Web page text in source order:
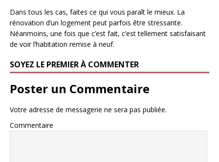
Dans tous les cas, faites ce qui vous paraît le mieux. La
rénovation d’un logement peut parfois être stressante.
Néanmoins, une fois que c’est fait, c’est tellement satisfaisant
de voir l’habitation remise à neuf.
SOYEZ LE PREMIER À COMMENTER
Poster un Commentaire
Votre adresse de messagerie ne sera pas publiée.
Commentaire